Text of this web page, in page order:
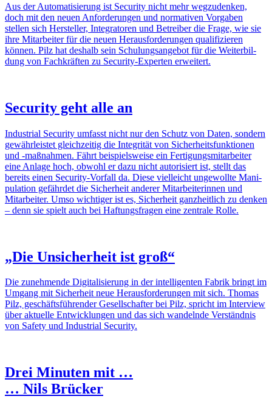
Aus der Auto­ma­ti­sie­rung ist Security nicht mehr wegzu­denken,
doch mit den neuen Anfor­de­rungen und norma­tiven Vorgaben
stellen sich Hersteller, Inte­gra­toren und Betreiber die Frage, wie sie
ihre Mitar­beiter für die neuen Heraus­for­de­rungen quali­fi­zieren
können. Pilz hat deshalb sein Schu­lungs­an­gebot für die Weiter­bil­
dung von Fach­kräften zu Security-Experten erwei­tert.
Security geht alle an
Indus­trial Security umfasst nicht nur den Schutz von Daten, sondern
gewähr­leistet gleich­zeitig die Inte­grität von Sicher­heits­funk­tionen
und ‑maßnahmen. Fährt beispiels­weise ein Ferti­gungs­mit­ar­beiter
eine Anlage hoch, obwohl er dazu nicht auto­ri­siert ist, stellt das
bereits einen Security-Vorfall da. Diese viel­leicht unge­wollte Mani­
pu­la­tion gefährdet die Sicher­heit anderer Mitar­bei­te­rinnen und
Mitar­beiter. Umso wich­tiger ist es, Sicher­heit ganz­heit­lich zu denken
– denn sie spielt auch bei Haftungs­fragen eine zentrale Rolle.
„Die Unsi­cher­heit ist groß“
Die zuneh­mende Digi­ta­li­sie­rung in der intel­li­genten Fabrik bringt im
Umgang mit Sicher­heit neue Heraus­for­de­rungen mit sich. Thomas
Pilz, geschäfts­füh­render Gesell­schafter bei Pilz, spricht im Inter­view
über aktu­elle Entwick­lungen und das sich wandelnde Verständnis
von Safety und Indus­trial Security.
Drei Minuten mit …
… Nils Brücker